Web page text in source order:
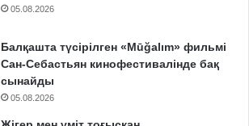
05.08.2026
Балқашта түсірілген «Mūğalım» фильмі
Сан-Себастьян кинофестивалінде бақ
сынайды
05.08.2026